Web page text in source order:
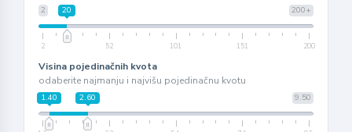
2 200+
20
2 52 101 151 200
Visina pojedinačnih kvota
odaberite najmanju i najvišu pojedinačnu kvotu
9.50
1.40 2.60